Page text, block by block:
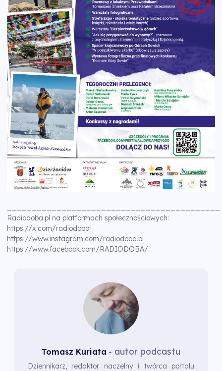
Radiodoba.pl na platformach społecznościowych:
https://x.com/radiodoba
https://www.instagram.com/radiodoba.pl
https://www.facebook.com/RADIODOBA/
Tomasz Kuriata - autor podcastu
Dziennikarz, redaktor naczelny i twórca portalu